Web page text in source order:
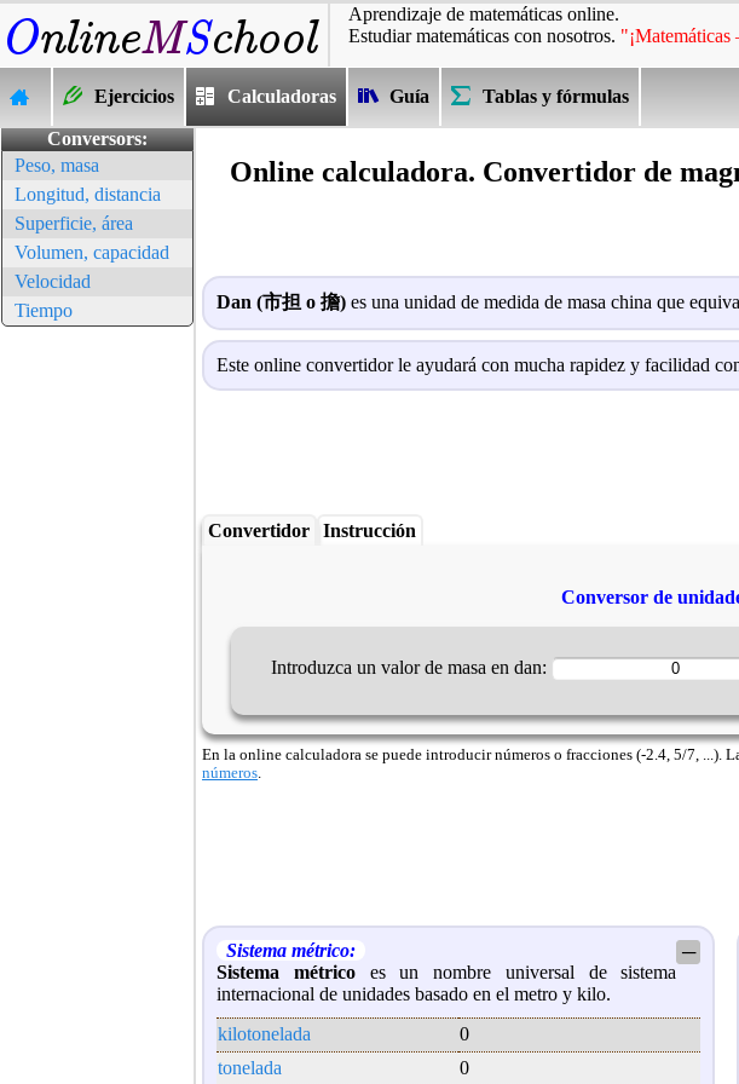
Aprendizaje de matemáticas online.
Estudiar matemáticas con nosotros. "¡Matemáticas
Ejercicios Calculadoras Guía Tablas y fórmulas
Conversors:
Peso, masa
Longitud, distancia
Superficie, área
Volumen, capacidad
Velocidad
Tiempo
Online calculadora. Convertidor de
Dan (市担 o 擔) es una unidad de medida de masa china que
Este online convertidor le ayudará con mucha rapidez y facilidad
Convertidor Instrucción
Conversor de
Introduzca un valor de masa en dan:
En la online calculadora se puede introducir números o fracciones (-2.4, 5/7, ...).
números
Sistema métrico:
─
Sistema métricoes un nombre universal de sistema
internacional de unidades basado en el metro y kilo.
kilotonelada
0
tonelada
0